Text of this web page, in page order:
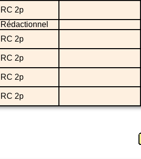
RC 2p
Rédactionnel
RC 2p
RC 2p
RC 2p
RC 2p